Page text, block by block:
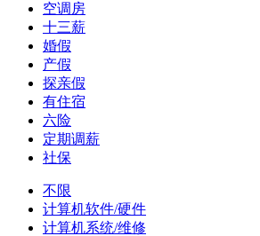
空调房
十三薪
婚假
产假
探亲假
有住宿
六险
定期调薪
社保
不限
计算机软件/硬件
计算机系统/维修